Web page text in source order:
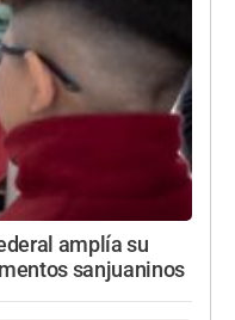
amplía su
sanjuaninos